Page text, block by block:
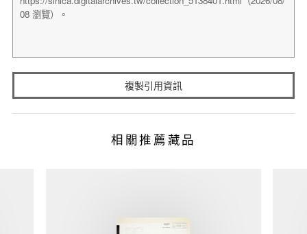
複製引用資訊
相關推薦藏品